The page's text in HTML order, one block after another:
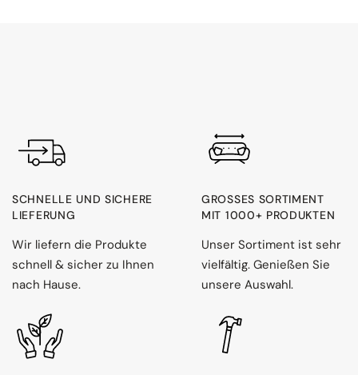
SCHNELLE UND SICHERE
LIEFERUNG
Wir liefern die Produkte
schnell & sicher zu Ihnen
nach Hause.
GROSSES SORTIMENT M
IT 1000+ PRODUKTEN
Unser Sortiment ist sehr
vielfältig. Genießen Sie
unsere Auswahl.